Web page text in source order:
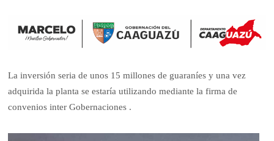
La inversión seria de unos 15 millones de guaraníes y una vez
adquirida la planta se estaría utilizando mediante la firma de
convenios inter Gobernaciones .